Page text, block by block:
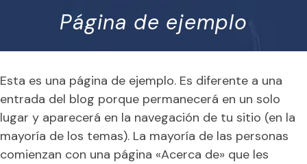
Página de ejemplo
Esta es una página de ejemplo. Es diferente a una
entrada del blog porque permanecerá en un solo
lugar y aparecerá en la navegación de tu sitio (en la
mayoría de los temas). La mayoría de las personas
comienzan con una página «Acerca de» que les